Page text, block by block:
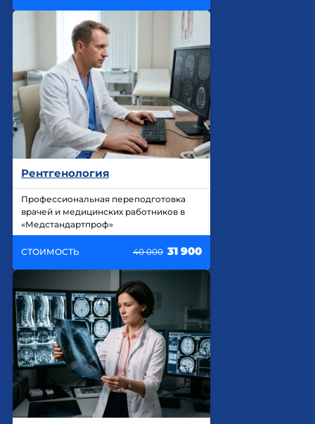
Рентгенология
Профессиональная переподготовка
врачей и медицинских работников в
«Медстандартпроф»
СТОИМОСТЬ 40 000 31 900